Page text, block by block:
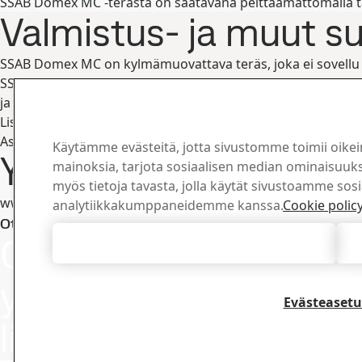
Valmistus- ja muut
SSAB Domex MC on kylmämuovattava teräs, joka ei
SSAB Domex –teräkset ovat hyvin leikattavia kaikilla
ja ne ovat hitsattavissa kaikilla yleisillä hitsausmenetelmillä
Lisätietoja teräksen prosessoinnista löytyy SSAB:n
Asianmukaisia työturvallisuusohjeita on noudatettava,
Yhteystiedot ja
www.ssab.com/contact
Ota yhteyttä – SSAB Domex
Ota meihin
ja muuta
Käytämme evästeitä, jotta sivustomme toimii
mainoksia, tarjota sosiaalisen median
myös tietoja tavasta, jolla käytät sivustoamme
analytiikkakumppaneidemme kanssa.Cookie